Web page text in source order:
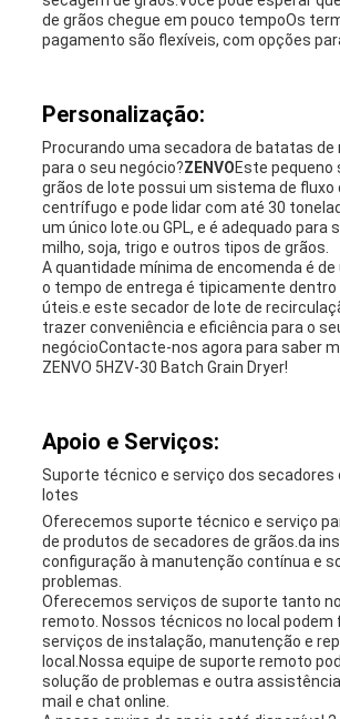
de grãos chegue em pouco tempoOs
pagamento são flexíveis, com opções
Personalização:
Procurando uma secadora de batatas de
para o seu negócio?ZENVOEste pequeno
grãos de lote possui um sistema de fluxo
centrífugo e pode lidar com até 30
um único lote.ou GPL, e é adequado para
milho, soja, trigo e outros tipos de grãos.
A quantidade mínima de encomenda é de
o tempo de entrega é tipicamente dentro
úteis.e este secador de lote de
trazer conveniência e eficiência para o
negócioContacte-nos agora para saber
ZENVO 5HZV-30 Batch Grain Dryer!
Apoio e Serviços:
Suporte técnico e serviço dos secadores
lotes
Oferecemos suporte técnico e serviço
de produtos de secadores de grãos.da
configuração à manutenção contínua e
problemas.
Oferecemos serviços de suporte tanto
remoto. Nossos técnicos no local podem
serviços de instalação, manutenção e
local.Nossa equipe de suporte remoto
solução de problemas e outra
mail e chat online.